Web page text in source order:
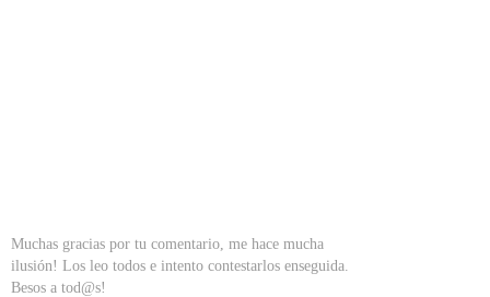
Muchas gracias por tu comentario, me hace mucha
ilusión! Los leo todos e intento contestarlos enseguida.
Besos a tod@s!